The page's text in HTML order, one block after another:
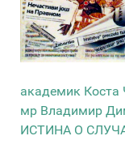
академик
мр Владимир
ИСТИНА О